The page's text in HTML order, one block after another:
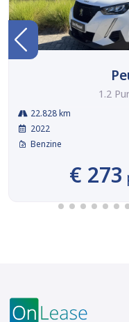
1.2
22.828 km
2022
Benzine
€ 273